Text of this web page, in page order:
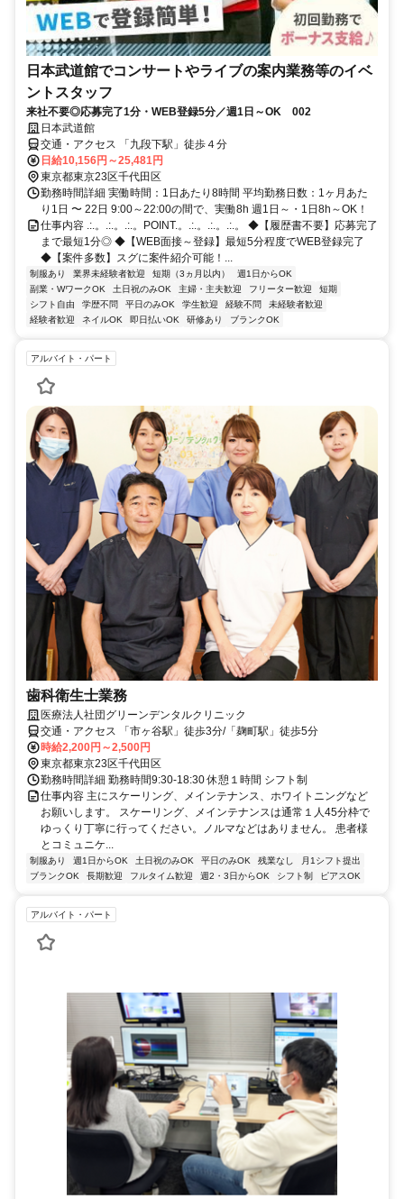
日本武道館でコンサートやライブの案内業務等のイベ
ントスタッフ
来社不要◎応募完了1分・WEB登録5分／週1日～OK 002
日本武道館
交通・アクセス 「九段下駅」徒歩４分
日給10,156円～25,481円
東京都東京23区千代田区
勤務時間詳細 実働時間：1日あたり8時間 平均勤務日数：1ヶ月あた
り1日 〜 22日 9:00～22:00の間で、実働8h 週1日～・1日8h～OK！
仕事内容 .:.。.:.。.:.。POINT.。.:.。.:.。.:.。 ◆【履歴書不要】応募完了
まで最短1分◎ ◆【WEB面接～登録】最短5分程度でWEB登録完了
◆【案件多数】スグに案件紹介可能！...
制服あり 業界未経験者歓迎 短期（3ヵ月以内）
週1日からOK
副業・WワークOK
土日祝のみOK 主婦・主夫歓迎 フリーター歓迎
短期
シフト自由
学歴不問 平日のみOK 学生歓迎 経験不問
未経験者歓迎
経験者歓迎
ネイルOK 即日払いOK 研修あり ブランクOK
アルバイト・パート
歯科衛生士業務
医療法人社団グリーンデンタルクリニック
交通・アクセス 「市ヶ谷駅」徒歩3分/「麹町駅」徒歩5分
時給2,200円～2,500円
東京都東京23区千代田区
勤務時間詳細 勤務時間9:30-18:30 休憩１時間 シフト制
仕事内容 主にスケーリング、メインテナンス、ホワイトニングなど
お願いします。 スケーリング、メインテナンスは通常１人45分枠で
ゆっくり丁寧に行ってください。ノルマなどはありません。 患者様
とコミュニケ...
制服あり 週1日からOK 土日祝のみOK 平日のみOK 残業なし
月1シフト提出
ブランクOK
長期歓迎 フルタイム歓迎 週2・3日からOK シフト制 ピアスOK
アルバイト・パート